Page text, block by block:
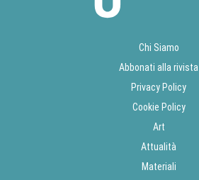
Chi Siamo
Abbonati alla rivista
Privacy Policy
Cookie Policy
Art
Attualità
Materiali